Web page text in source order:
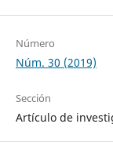
Número
Núm. 30 (2019)
Sección
Artículo de